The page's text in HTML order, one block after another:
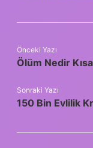
Önceki Yazı
Ölüm Nedir
Sonraki Yazı
150 Bin Evlilik